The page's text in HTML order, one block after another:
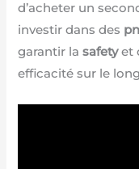
d’acheter un
investir dans des
garantir lasafetyet
efficacité sur le